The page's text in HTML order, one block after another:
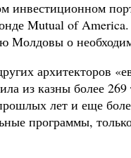
Mutual of
Молдовы о
архитекторов
из казны более
лет и еще
программы,